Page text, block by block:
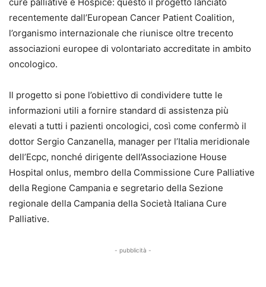
recentemente dall’European Cancer Patient Coalition,
l’organismo internazionale che riunisce oltre trecento
associazioni europee di volontariato accreditate in ambito
oncologico.
Il progetto si pone l’obiettivo di condividere tutte le
informazioni utili a fornire standard di assistenza più
elevati a tutti i pazienti oncologici, così come confermò il
dottor Sergio Canzanella, manager per l’Italia meridionale
dell’Ecpc, nonché dirigente dell’Associazione House
Hospital onlus, membro della Commissione Cure Palliative
della Regione Campania e segretario della Sezione
regionale della Campania della Società Italiana Cure
Palliative.
- pubblicità -